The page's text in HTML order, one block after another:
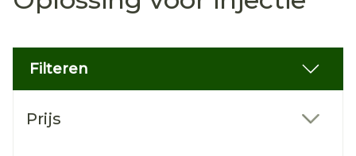
Filteren
Prijs